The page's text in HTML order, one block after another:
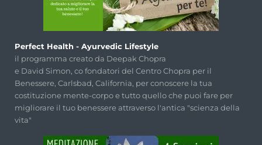
Perfect Health - Ayurvedic Lifestyle
il programma creato da Deepak Chopra
e David Simon, co fondatori del Centro Chopra per il
Benessere, Carlsbad, California, per conoscere la tua
costituzione mente-corpo e tutto quello che puoi fare per
migliorare il tuo benessere attraverso l'antica "scienza della
vita"